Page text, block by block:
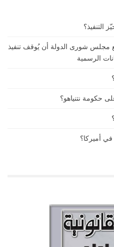
التنفيذ؟
مجلس شورى الدولة أن يُوقف تنفيذ
الرسمية
حكومة نتنياهو؟
في أميركا؟